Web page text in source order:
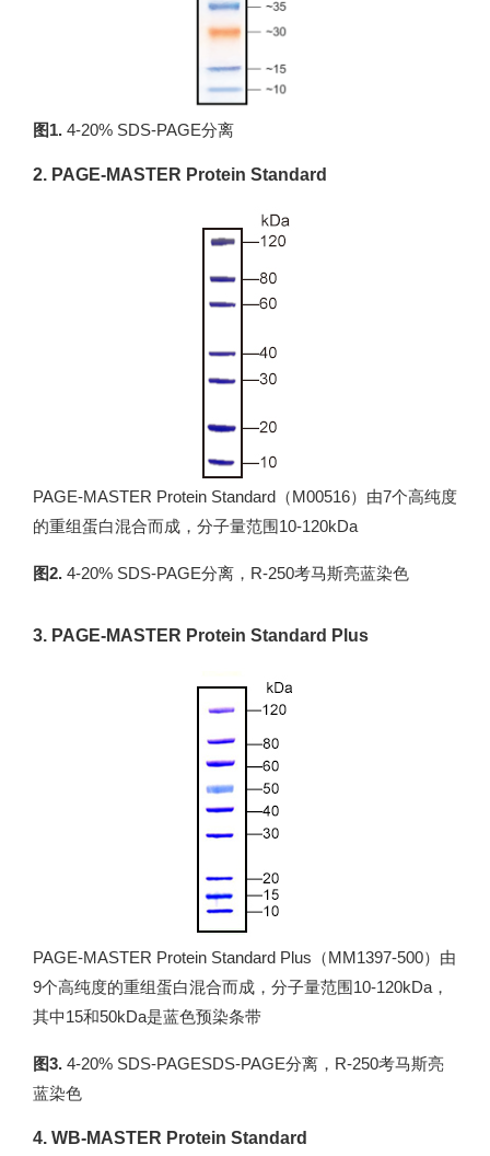
图1. 4-20% SDS-PAGE分离
2. PAGE-MASTER Protein Standard
PAGE-MASTER Protein Standard（M00516）由7个高纯度
的重组蛋白混合而成，分子量范围10-120kDa
图2. 4-20% SDS-PAGE分离，R-250考马斯亮蓝染色
3. PAGE-MASTER Protein Standard Plus
PAGE-MASTER Protein Standard Plus（MM1397-500）由
9个高纯度的重组蛋白混合而成，分子量范围10-120kDa，
其中15和50kDa是蓝色预染条带
图3. 4-20% SDS-PAGESDS-PAGE分离，R-250考马斯亮
蓝染色
4. WB-MASTER Protein Standard